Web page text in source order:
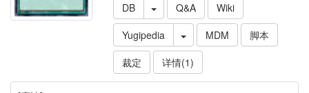
DB Q&A
Wiki
Yugipedia
MDM
脚本
裁定
详情(1)